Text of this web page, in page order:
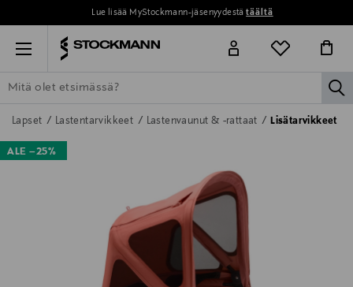
Lue lisää MyStockmann-jäsenyydestätäältä
Menu
ETSI KAIKKI NAISET MIEHET LAPSET KOTI
Lapset Lastentarvikkeet Lastenvaunut & -rattaat Lisätarvikkeet
ALE –25%